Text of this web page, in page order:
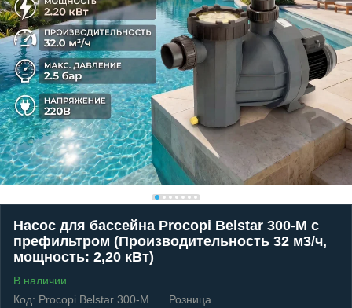
Насос для бассейна Procopi Belstar 300-M c
префильтром (Производительность 32 м3/ч,
мощность: 2,20 кВт)
В наличии
Код: Procopi Belstar 300-M
Розница